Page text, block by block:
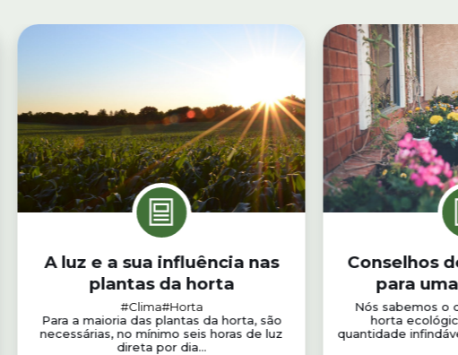
A luz e a sua influência nas
plantas da horta
#Clima#Horta
Para a maioria das plantas da horta, são
necessárias, no mínimo seis horas de luz
direta por dia...
Conselhos
para
Nós sabemos o
horta
quantidade